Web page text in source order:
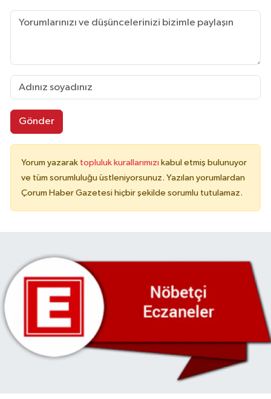
Gönder
Yorum yazarak topluluk kurallarımızı kabul etmiş bulunuyor
ve tüm sorumluluğu üstleniyorsunuz. Yazılan yorumlardan
Çorum Haber Gazetesi hiçbir şekilde sorumlu tutulamaz.